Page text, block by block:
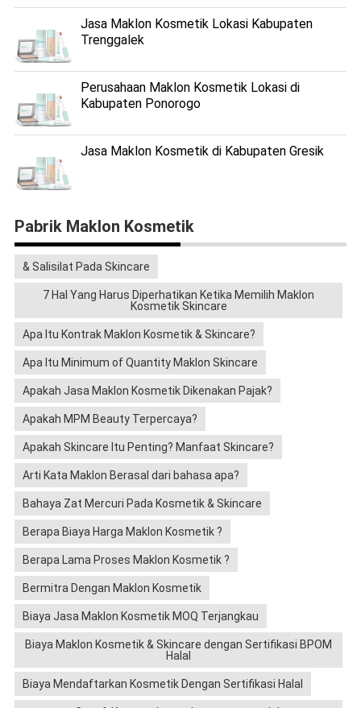
Jasa Maklon Kosmetik Lokasi Kabupaten
Trenggalek
Perusahaan Maklon Kosmetik Lokasi di
Kabupaten Ponorogo
Jasa Maklon Kosmetik di Kabupaten Gresik
Pabrik Maklon Kosmetik
& Salisilat Pada Skincare
7 Hal Yang Harus Diperhatikan Ketika Memilih Maklon
Kosmetik Skincare
Apa Itu Kontrak Maklon Kosmetik & Skincare?
Apa Itu Minimum of Quantity Maklon Skincare
Apakah Jasa Maklon Kosmetik Dikenakan Pajak?
Apakah MPM Beauty Terpercaya?
Apakah Skincare Itu Penting? Manfaat Skincare?
Arti Kata Maklon Berasal dari bahasa apa?
Bahaya Zat Mercuri Pada Kosmetik & Skincare
Berapa Biaya Harga Maklon Kosmetik ?
Berapa Lama Proses Maklon Kosmetik ?
Bermitra Dengan Maklon Kosmetik
Biaya Jasa Maklon Kosmetik MOQ Terjangkau
Biaya Maklon Kosmetik & Skincare dengan Sertifikasi BPOM
Halal
Biaya Mendaftarkan Kosmetik Dengan Sertifikasi Halal